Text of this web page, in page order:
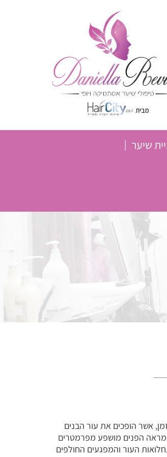
שיער
אשר הופכים את עור הבנים
מראה הפנים מושפע מפרמטרים
העור והמפגעים החולפים